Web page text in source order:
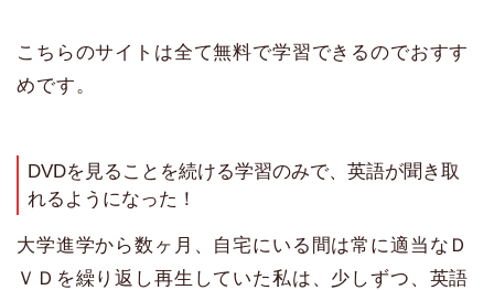
こちらのサイトは全て無料で学習できるのでおすす
めです。
DVDを見ることを続ける学習のみで、英語が聞き取
れるようになった！
大学進学から数ヶ月、自宅にいる間は常に適当なＤ
ＶＤを繰り返し再生していた私は、少しずつ、英語